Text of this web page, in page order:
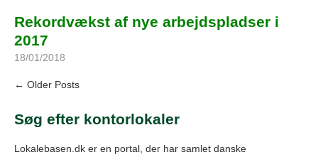
Rekordvækst af nye arbejdspladser i
2017
18/01/2018
← Older Posts
Søg efter kontorlokaler
Lokalebasen.dk er en portal, der har samlet danske